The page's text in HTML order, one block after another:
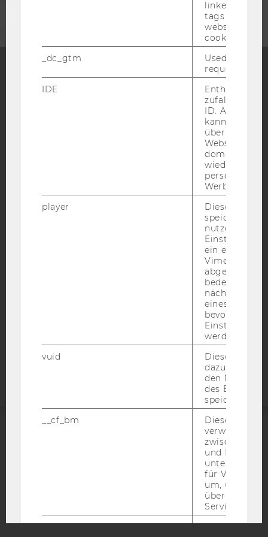
Blog
Bluesky
BARRIEREFREIHEITSERKLÄRUNG WEBSEITE
DATENSCHUTZERKLÄRUNG SOCIAL MEDIA
STUDIENBEWERBER*INNEN UND STUDIERENDE
Barrierefreiheitserklärung
linked, the
tags on the
website read
cookie.
_dc_gtm
Used to
request rate.
IDE
Enthält eine
ID. Anhand
kann Google
über
Websites
Werbung
player
Dieses Cookie
speichert
ein
Vimeo-Video
abgespielt
bedeutet,
nächsten
eines Vimeo-
bevorzugten
werden.
vuid
Dieser
dazu
den
des
speichern.
__cf_bm
Dieses
verwendet,
zwischen
und Bots zu
für Vimeo
um, um
über die
Service zu
_uetvid
Dieses